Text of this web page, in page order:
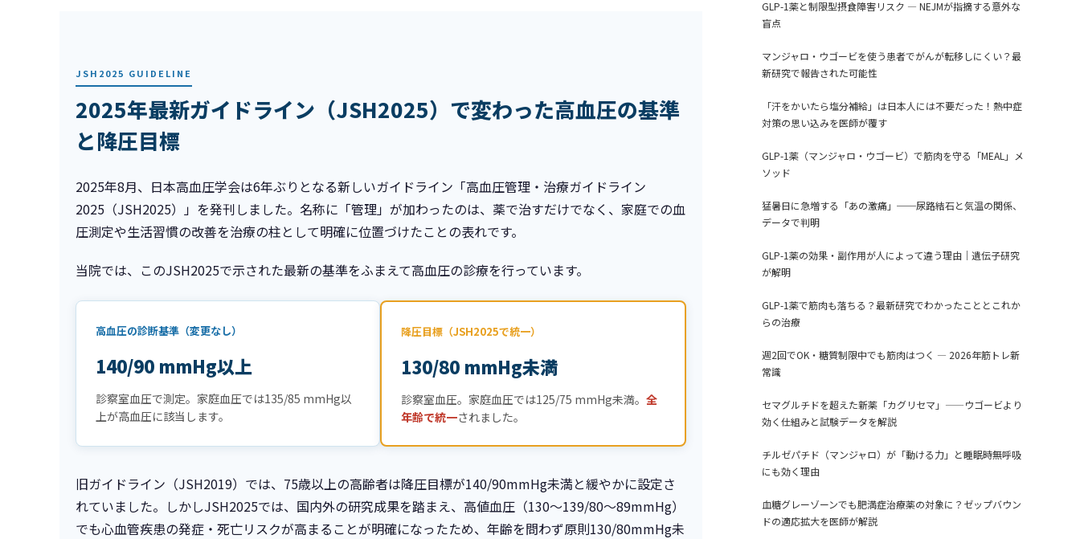
JSH2025 GUIDELINE
2025年最新ガイドライン（JSH2025）で変わった高血圧の基準
と降圧目標
2025年8月、日本高血圧学会は6年ぶりとなる新しいガイドライン「高血圧管理・治療ガイドライン
2025（JSH2025）」を発刊しました。名称に「管理」が加わったのは、薬で治すだけでなく、家庭での血
圧測定や生活習慣の改善を治療の柱として明確に位置づけたことの表れです。
当院では、このJSH2025で示された最新の基準をふまえて高血圧の診療を行っています。
高血圧の診断基準（変更なし）
140/90 mmHg以上
診察室血圧で測定。家庭血圧では135/85 mmHg以
上が高血圧に該当します。
降圧目標（JSH2025で統一）
130/80 mmHg未満
診察室血圧。家庭血圧では125/75 mmHg未満。 全
年齢で統一されました。
旧ガイドライン（JSH2019）では、75歳以上の高齢者は降圧目標が140/90mmHg未満と緩やかに設定さ
れていました。しかしJSH2025では、国内外の研究成果を踏まえ、高値血圧（130〜139/80〜89mmHg）
でも心血管疾患の発症・死亡リスクが高まることが明確になったため、年齢を問わず原則130/80mmHg未
GLP-1薬と制限型摂食障害リスク ― NEJMが指摘する意外な
盲点
マンジャロ・ウゴービを使う患者でがんが転移しにくい？最
新研究で報告された可能性
「汗をかいたら塩分補給」は日本人には不要だった！熱中症
対策の思い込みを医師が覆す
GLP-1薬（マンジャロ・ウゴービ）で筋肉を守る「MEAL」メ
ソッド
猛暑日に急増する「あの激痛」──尿路結石と気温の関係、
データで判明
GLP-1薬の効果・副作用が人によって違う理由｜遺伝子研究
が解明
GLP-1薬で筋肉も落ちる？最新研究でわかったこととこれか
らの治療
週2回でOK・糖質制限中でも筋肉はつく ― 2026年筋トレ新
常識
セマグルチドを超えた新薬「カグリセマ」——ウゴービより
効く仕組みと試験データを解説
チルゼパチド（マンジャロ）が「動ける力」と睡眠時無呼吸
にも効く理由
血糖グレーゾーンでも肥満症治療薬の対象に？ゼップバウン
ドの適応拡大を医師が解説